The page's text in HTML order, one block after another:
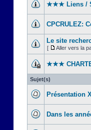
★★★ Liens /
CPCRULEZ:
Le site
[ Aller vers la
★★★
Sujet(s)
Présentation
Dans les